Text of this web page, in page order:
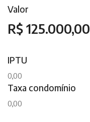
Valor
R$ 125.000,00
IPTU
0,00
Taxa condomínio
0,00